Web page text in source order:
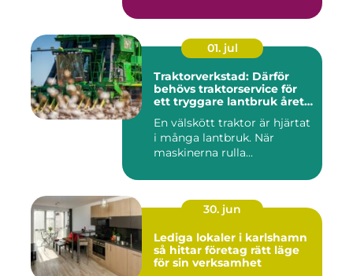
01. jul
Traktorverkstad: Därför
behövs traktorservice för
ett tryggare lantbruk året
En välskött traktor är hjärtat
i många lantbruk. När
maskinerna rulla...
30. jun
Lediga lokaler i karlshamn
så hittar företag rätt läge
för sin verksamhet